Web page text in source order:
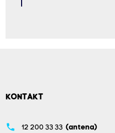
KONTAKT
phone 12 200 33 33 (antena)